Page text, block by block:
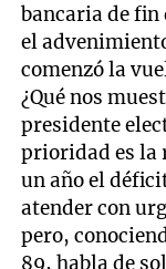
bancaria de fin
el
comenzó la
¿Qué nos
presidente
prioridad es la
un año el
atender con
pero,
89, habla de